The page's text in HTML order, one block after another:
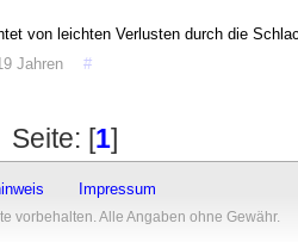
von leichten Verlusten durch die
Jahren #
Seite: [1]
Impressum
vorbehalten. Alle Angaben ohne Gewähr.